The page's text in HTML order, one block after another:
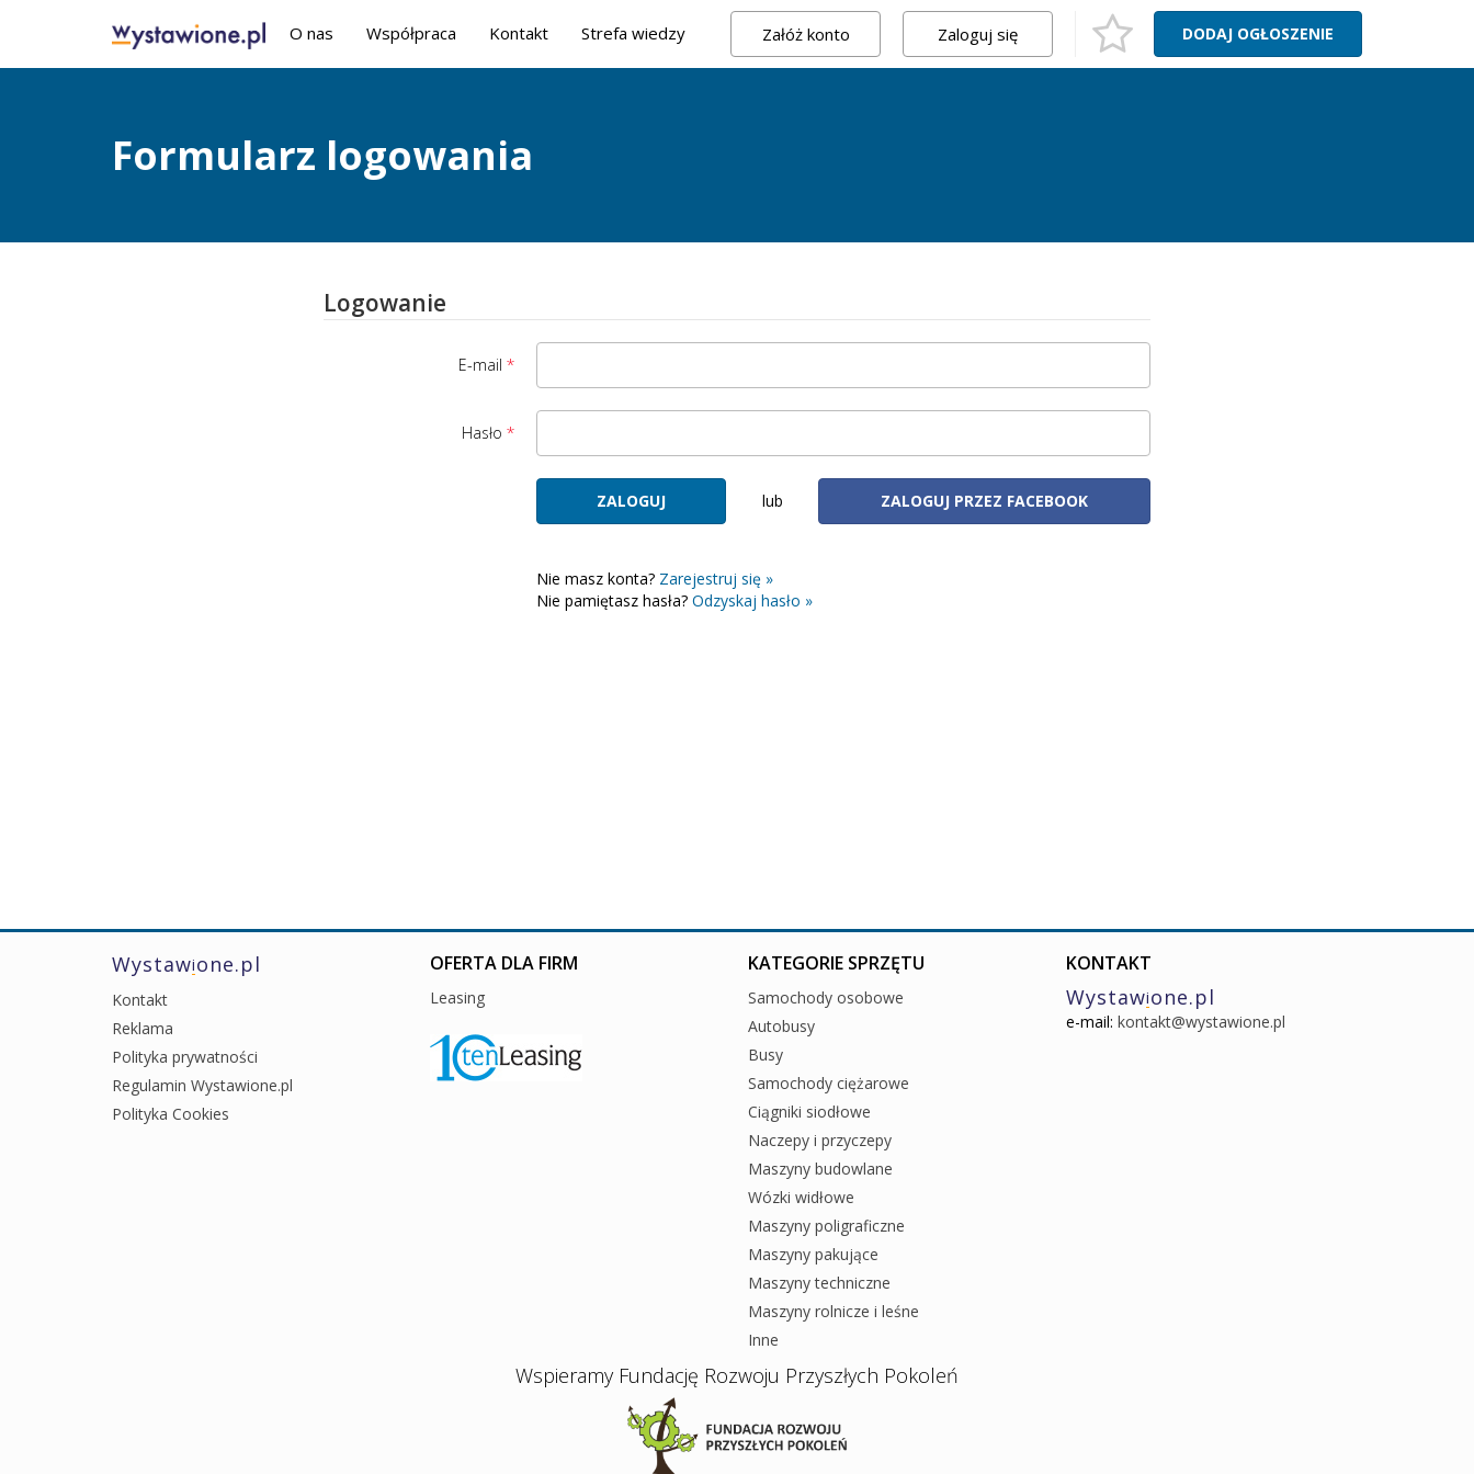
O nas Współpraca Kontakt Strefa wiedzy DODAJ OGŁOSZENIE
Załóż konto Zaloguj się
Formularz logowania
Logowanie
E-mail
Hasło
lub ZALOGUJ PRZEZ FACEBOOK
Nie masz konta? Zarejestruj się »
Nie pamiętasz hasła? Odzyskaj hasło »
Wystawione.pl
Kontakt
Reklama
Polityka prywatności
Regulamin Wystawione.pl
Polityka Cookies
OFERTA DLA FIRM
Leasing
KATEGORIE SPRZĘTU
Samochody osobowe
Autobusy
Busy
Samochody ciężarowe
Ciągniki siodłowe
Naczepy i przyczepy
Maszyny budowlane
Wózki widłowe
Maszyny poligraficzne
Maszyny pakujące
Maszyny techniczne
Maszyny rolnicze i leśne
Inne
KONTAKT
Wystawione.pl
e-mail: kontakt@wystawione.pl
Wspieramy Fundację Rozwoju Przyszłych Pokoleń